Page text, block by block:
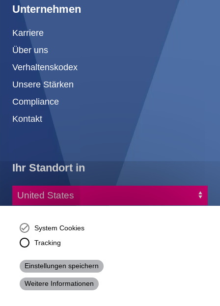
Unternehmen
Karriere
Über uns
Verhaltenskodex
Unsere Stärken
Compliance
Kontakt
Ihr Standort in
+1 678 584-5020
info-america@kraiburg-tpe.com
Buford, GA 30518
josh.ackernecht@kraiburg-tpe.com
Conventus Polymers, New Jersey - USA, 2001 US-46,
System Cookies
Tracking
Einstellungen speichern
Weitere Informationen